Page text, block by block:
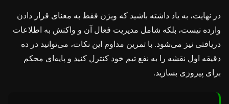
در نهایت، به یاد داشته باشید که ویژن فقط به معنای قرار دادن
وارده نیست، بلکه شامل مدیریت فعال آن و واکنش به اطلاعات
دریافتی نیز می‌شود. با تمرین مداوم این نکات، می‌توانید در ده
دقیقه اول نقشه را به نفع تیم خود کنترل کنید و پایه‌ای محکم
برای پیروزی بسازید.